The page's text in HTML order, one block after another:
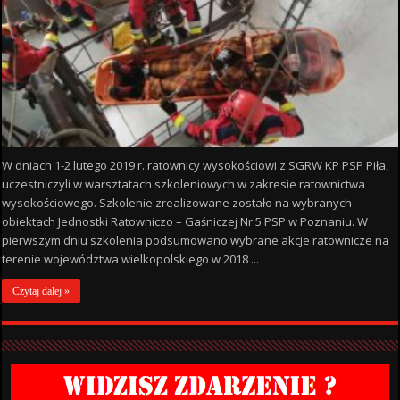
W dniach 1-2 lutego 2019 r. ratownicy wysokościowi z SGRW KP PSP Piła,
uczestniczyli w warsztatach szkoleniowych w zakresie ratownictwa
wysokościowego. Szkolenie zrealizowane zostało na wybranych
obiektach Jednostki Ratowniczo – Gaśniczej Nr 5 PSP w Poznaniu. W
pierwszym dniu szkolenia podsumowano wybrane akcje ratownicze na
terenie województwa wielkopolskiego w 2018 ...
Czytaj dalej »